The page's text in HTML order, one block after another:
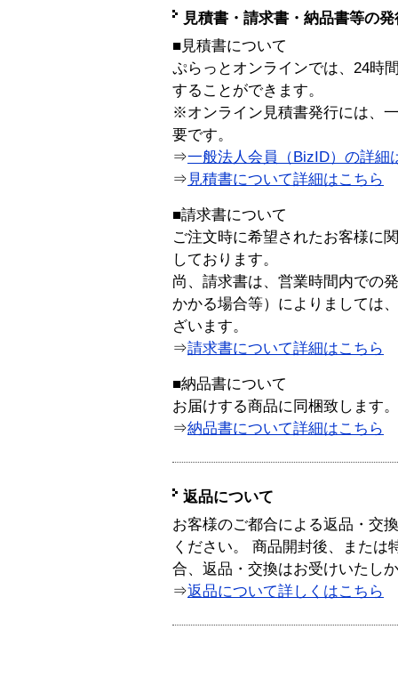
見積書・請求書・納品書等の
■見積書について
ぷらっとオンラインでは、24時
することができます。
※オンライン見積書発行には、
要です。
⇒一般法人会員（BizID）の詳細
⇒ 見積書について詳細はこちら
■請求書について
ご注文時に希望されたお客様に
しております。
尚、請求書は、営業時間内での
かかる場合等）によりましては
ざいます。
⇒請求書について詳細はこちら
■納品書について
お届けする商品に同梱致します。
⇒納品書について詳細はこちら
返品について
お客様のご都合による返品・交
ください。 商品開封後、または
合、返品・交換はお受けいたし
⇒返品について詳しくはこちら